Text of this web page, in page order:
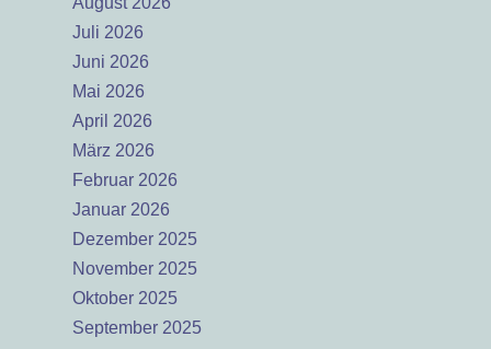
Juli 2026
Juni 2026
Mai 2026
April 2026
März 2026
Februar 2026
Januar 2026
Dezember 2025
November 2025
Oktober 2025
September 2025